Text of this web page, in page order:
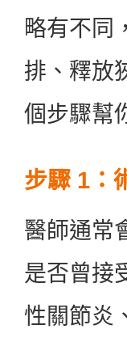
略有不同
排、釋放
個步驟幫
步驟 1：
醫師通常
是否曾接
性關節炎